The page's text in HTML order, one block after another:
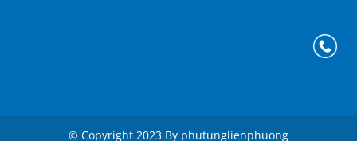
© Copyright 2023 By phutunglienphuong